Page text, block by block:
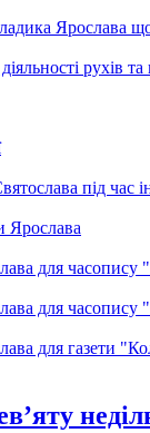
Ярослава
рухів
під час
Ярослава
для
для часопису
для газети